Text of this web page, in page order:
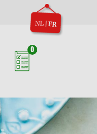
NL|FR
0